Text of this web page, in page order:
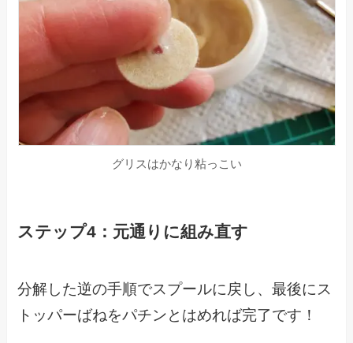
グリスはかなり粘っこい
ステップ4：元通りに組み直す
分解した逆の手順でスプールに戻し、最後にス
トッパーばねをパチンとはめれば完了です！